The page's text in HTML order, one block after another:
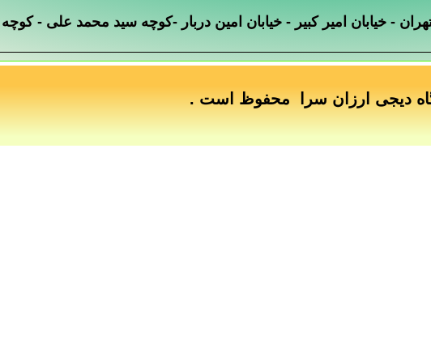
- خیابان امیر کبیر - خیابان امین دربار -کوچه سید محمد علی -
دیجی ارزان سرا محفوظ است .